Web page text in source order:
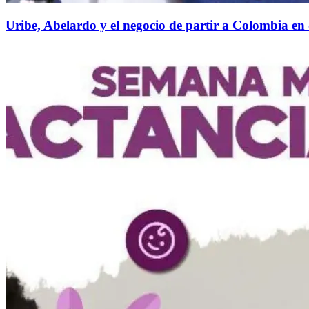
Uribe, Abelardo y el negocio de partir a Colombia en